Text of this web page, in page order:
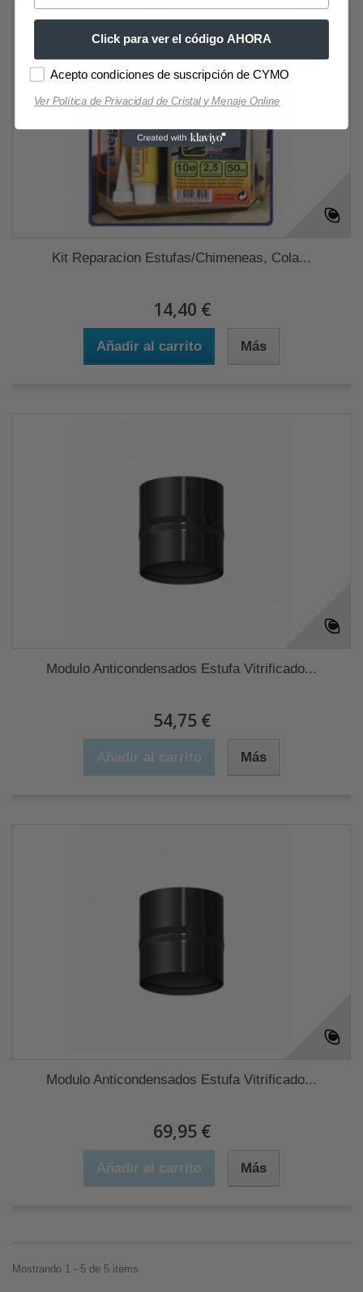
Kit Reparacion Estufas/Chimeneas, Cola...
14,40 €
Añadir al carrito Más
Modulo Anticondensados Estufa Vitrificado...
54,75 €
Añadir al carrito Más
Modulo Anticondensados Estufa Vitrificado...
69,95 €
Añadir al carrito Más
Mostrando 1 - 5 de 5 items
Click para ver el código AHORA
Acepto condiciones de suscripción de CYMO
Ver Política de Privacidad de Cristal y Menaje Online